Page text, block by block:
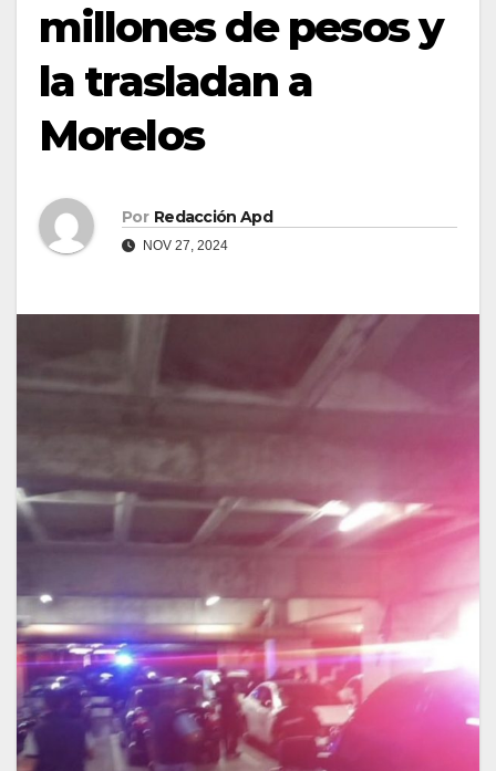
millones de pesos y
la trasladan a
Morelos
Por Redacción Apd
NOV 27, 2024